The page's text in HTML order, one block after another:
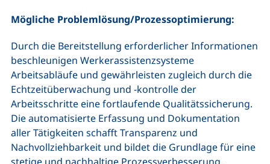
Mögliche Problemlösung/Prozessoptimierung:
Durch die Bereitstellung erforderlicher Informationen
beschleunigen Werkerassistenzsysteme
Arbeitsabläufe und gewährleisten zugleich durch die
Echtzeitüberwachung und -kontrolle der
Arbeitsschritte eine fortlaufende Qualitätssicherung.
Die automatisierte Erfassung und Dokumentation
aller Tätigkeiten schafft Transparenz und
Nachvollziehbarkeit und bildet die Grundlage für eine